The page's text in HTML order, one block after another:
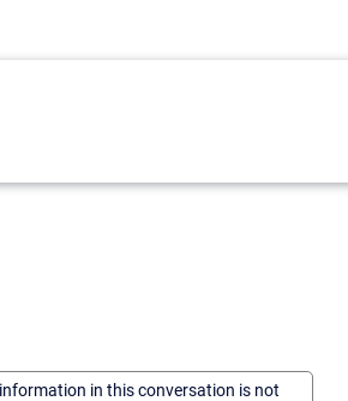
in this conversation is not